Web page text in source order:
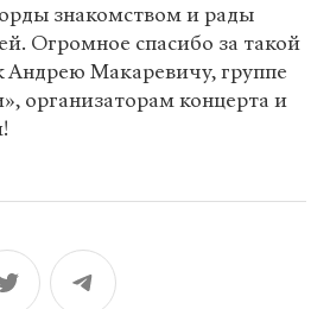
знакомством и рады
Огромное спасибо за такой
Андрею Макаревичу, группе
организаторам концерта и